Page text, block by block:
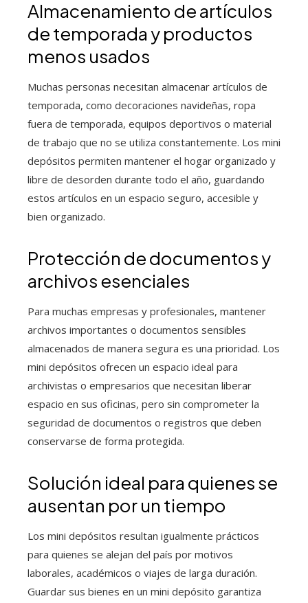
Almacenamiento de artículos
de temporada y productos
menos usados
Muchas personas necesitan almacenar artículos de
temporada, como decoraciones navideñas, ropa
fuera de temporada, equipos deportivos o material
de trabajo que no se utiliza constantemente. Los mini
depósitos permiten mantener el hogar organizado y
libre de desorden durante todo el año, guardando
estos artículos en un espacio seguro, accesible y
bien organizado.
Protección de documentos y
archivos esenciales
Para muchas empresas y profesionales, mantener
archivos importantes o documentos sensibles
almacenados de manera segura es una prioridad. Los
mini depósitos ofrecen un espacio ideal para
archivistas o empresarios que necesitan liberar
espacio en sus oficinas, pero sin comprometer la
seguridad de documentos o registros que deben
conservarse de forma protegida.
Solución ideal para quienes se
ausentan por un tiempo
Los mini depósitos resultan igualmente prácticos
para quienes se alejan del país por motivos
laborales, académicos o viajes de larga duración.
Guardar sus bienes en un mini depósito garantiza